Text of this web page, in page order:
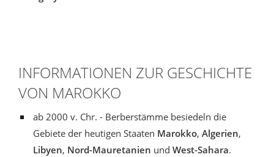
INFORMATIONEN ZUR GESCHICHTE
VON MAROKKO
ab 2000 v. Chr. - Berberstämme besiedeln die
Gebiete der heutigen Staaten Marokko, Algerien,
Libyen, Nord-Mauretanien und West-Sahara.